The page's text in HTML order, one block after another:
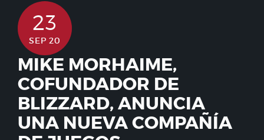
23
SEP 20
MIKE MORHAIME,
COFUNDADOR DE
BLIZZARD, ANUNCIA
UNA NUEVA COMPAÑÍA